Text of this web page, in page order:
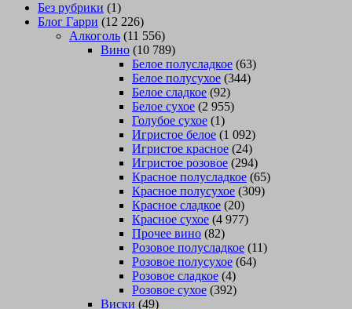
Без рубрики (1)
Блог Гарри (12 226)
Алкоголь (11 556)
Вино (10 789)
Белое полусладкое (63)
Белое полусухое (344)
Белое сладкое (92)
Белое сухое (2 955)
Голубое сухое (1)
Игристое белое (1 092)
Игристое красное (24)
Игристое розовое (294)
Красное полусладкое (65)
Красное полусухое (309)
Красное сладкое (20)
Красное сухое (4 977)
Прочее вино (82)
Розовое полусладкое (11)
Розовое полусухое (64)
Розовое сладкое (4)
Розовое сухое (392)
Виски (49)